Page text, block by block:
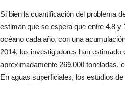
Si bien la cuantificación del problema
estiman que se espera que entre 4,8
océano cada año, con una
2014, los investigadores han
aproximadamente 269.000 toneladas,
En aguas superficiales, los estudios